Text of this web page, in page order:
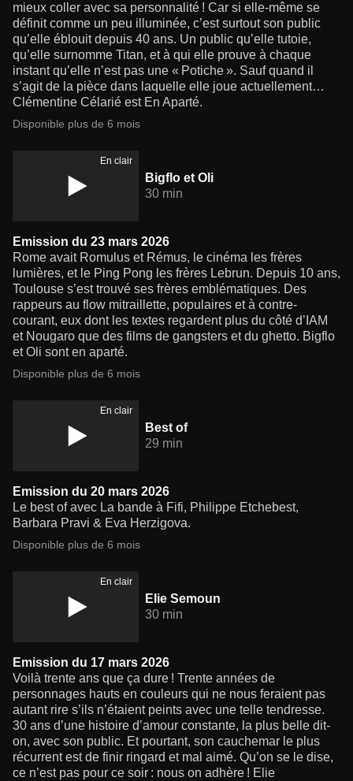
mieux coller avec sa personnalité ! Car si elle-même se
définit comme un peu illuminée, c’est surtout son public
qu’elle éblouit depuis 40 ans. Un public qu’elle tutoie,
qu’elle surnomme Titan, et à qui elle prouve à chaque
instant qu’elle n’est pas une « Potiche ». Sauf quand il
s’agit de la pièce dans laquelle elle joue actuellement…
Clémentine Célarié est En Aparté.
Disponible plus de 6 mois
En clair
Bigflo et Oli
30 min
Emission du 23 mars 2026
Rome avait Romulus et Rémus, le cinéma les frères
lumières, et le Ping Pong les frères Lebrun. Depuis 10 ans,
Toulouse s’est trouvé ses frères emblématiques. Des
rappeurs au flow mitraillette, populaires et à contre-
courant, eux dont les textes regardent plus du côté d’IAM
et Nougaro que des films de gangsters et du ghetto. Bigflo
et Oli sont en aparté.
Disponible plus de 6 mois
En clair
Best of
29 min
Emission du 20 mars 2026
Le best of avec La bande à Fifi, Philippe Etchebest,
Barbara Pravi & Eva Herzigova.
Disponible plus de 6 mois
En clair
Elie Semoun
30 min
Emission du 17 mars 2026
Voilà trente ans que ça dure ! Trente années de
personnages hauts en couleurs qui ne nous feraient pas
autant rire s’ils n’étaient peints avec une telle tendresse.
30 ans d’une histoire d’amour constante, la plus belle dit-
on, avec son public. Et pourtant, son cauchemar le plus
récurrent est de finir ringard et mal aimé. Qu’on se le dise,
ce n’est pas pour ce soir : nous on adhère ! Elie